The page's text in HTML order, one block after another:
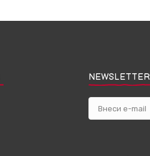
NEWSLETTER